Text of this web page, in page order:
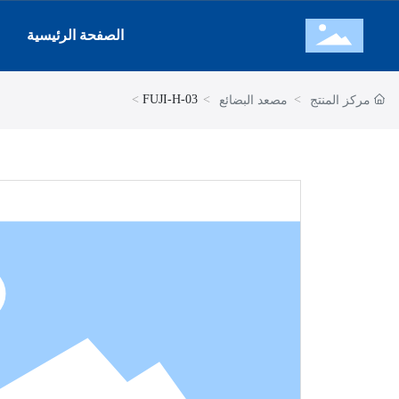
الصفحة الرئيسية
مركز المنتج مصعد البضائع FUJI-H-03